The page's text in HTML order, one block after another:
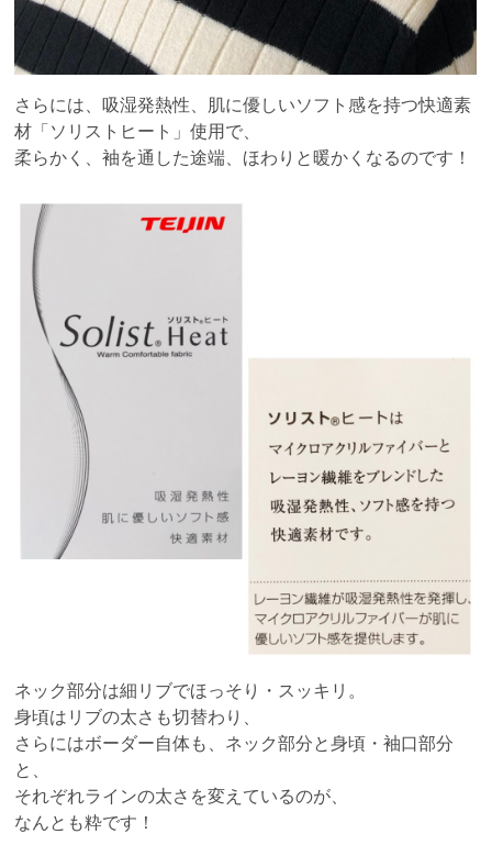
さらには、吸湿発熱性、肌に優しいソフト感を持つ快適素
材「ソリストヒート」使用で、
柔らかく、袖を通した途端、ほわりと暖かくなるのです！
ネック部分は細リブでほっそり・スッキリ。
身頃はリブの太さも切替わり、
さらにはボーダー自体も、ネック部分と身頃・袖口部分
と、
それぞれラインの太さを変えているのが、
なんとも粋です！